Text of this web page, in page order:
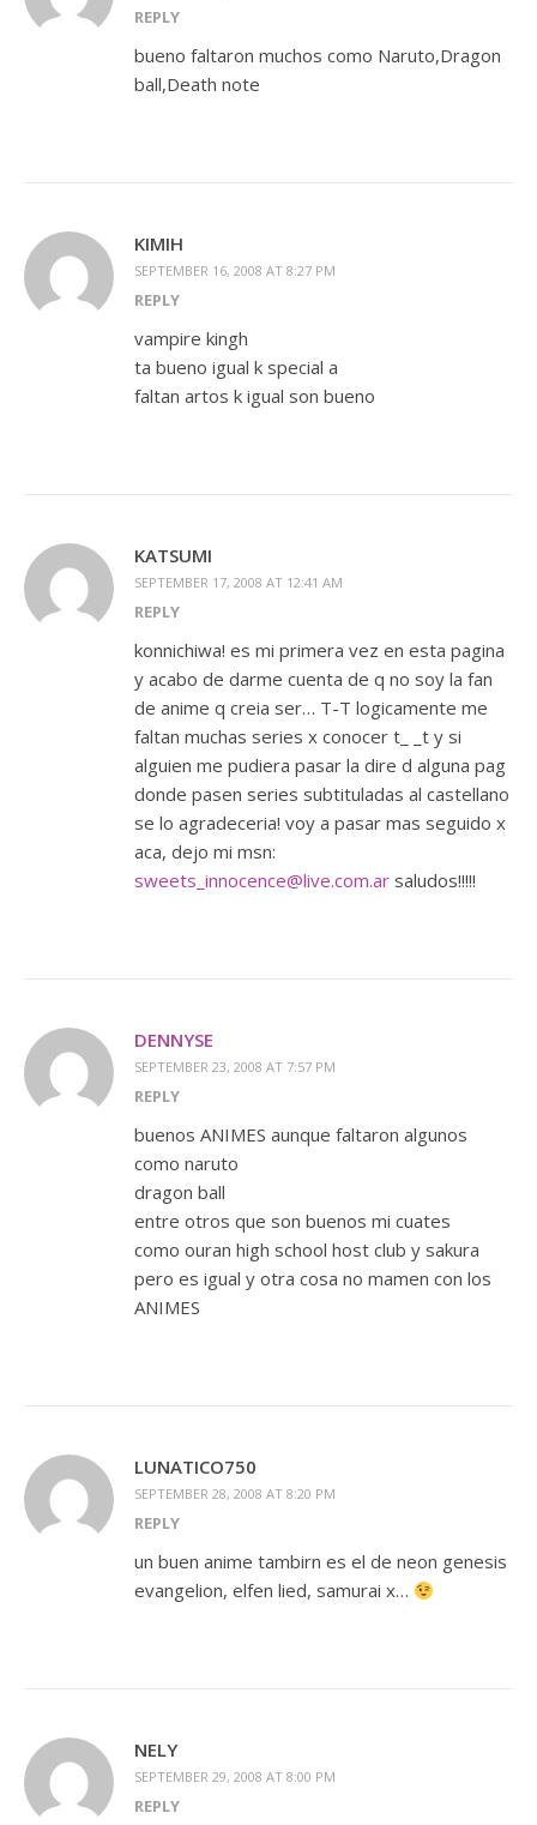
REPLY
bueno faltaron muchos como Naruto,Dragon
ball,Death note
KIMIH
SEPTEMBER 16, 2008 AT 8:27 PM
REPLY
vampire kingh
ta bueno igual k special a
faltan artos k igual son bueno
KATSUMI
SEPTEMBER 17, 2008 AT 12:41 AM
REPLY
konnichiwa! es mi primera vez en esta pagina
y acabo de darme cuenta de q no soy la fan
de anime q creia ser… T-T logicamente me
faltan muchas series x conocer t_ _t y si
alguien me pudiera pasar la dire d alguna pag
donde pasen series subtituladas al castellano
se lo agradeceria! voy a pasar mas seguido x
aca, dejo mi msn:
sweets_innocence@live.com.ar saludos!!!!!
DENNYSE
SEPTEMBER 23, 2008 AT 7:57 PM
REPLY
buenos ANIMES aunque faltaron algunos
como naruto
dragon ball
entre otros que son buenos mi cuates
como ouran high school host club y sakura
pero es igual y otra cosa no mamen con los
ANIMES
LUNATICO750
SEPTEMBER 28, 2008 AT 8:20 PM
REPLY
un buen anime tambirn es el de neon genesis
evangelion, elfen lied, samurai x…
NELY
SEPTEMBER 29, 2008 AT 8:00 PM
REPLY